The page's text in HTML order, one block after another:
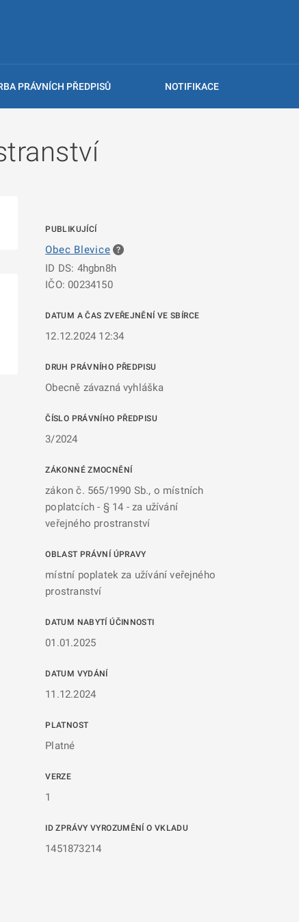
PRÁVNÍCH PŘEDPISŮ NOTIFIKACE
PUBLIKUJÍCÍ
Obec Blevice
ID DS: 4hgbn8h
IČO: 00234150
DATUM A ČAS ZVEŘEJNĚNÍ VE SBÍRCE
12.12.2024 12:34
DRUH PRÁVNÍHO PŘEDPISU
Obecně závazná vyhláška
ČÍSLO PRÁVNÍHO PŘEDPISU
3/2024
ZÁKONNÉ ZMOCNĚNÍ
zákon č. 565/1990 Sb., o místních
poplatcích - § 14 - za užívání
veřejného prostranství
OBLAST PRÁVNÍ ÚPRAVY
místní poplatek za užívání veřejného
prostranství
DATUM NABYTÍ ÚČINNOSTI
01.01.2025
DATUM VYDÁNÍ
11.12.2024
PLATNOST
Platné
VERZE
1
ID ZPRÁVY VYROZUMĚNÍ O VKLADU
1451873214